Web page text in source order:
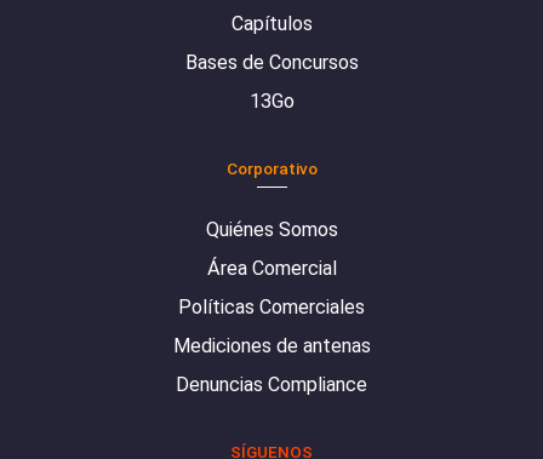
Capítulos
Bases de Concursos
13Go
Corporativo
Quiénes Somos
Área Comercial
Políticas Comerciales
Mediciones de antenas
Denuncias Compliance
SÍGUENOS